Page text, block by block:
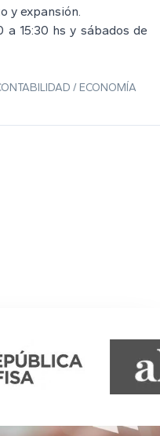
y expansión.
a 15:30 hs y sábados de
/ ECONOMÍA